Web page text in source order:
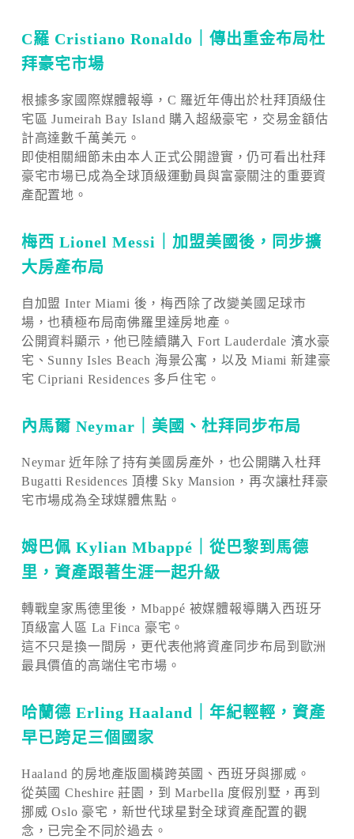
C羅 Cristiano Ronaldo｜傳出重金布局杜
拜豪宅市場
根據多家國際媒體報導，C 羅近年傳出於杜拜頂級住
宅區 Jumeirah Bay Island 購入超級豪宅，交易金額估
計高達數千萬美元。
即使相關細節未由本人正式公開證實，仍可看出杜拜
豪宅市場已成為全球頂級運動員與富豪關注的重要資
產配置地。
梅西 Lionel Messi｜加盟美國後，同步擴
大房產布局
自加盟 Inter Miami 後，梅西除了改變美國足球市
場，也積極布局南佛羅里達房地產。
公開資料顯示，他已陸續購入 Fort Lauderdale 濱水豪
宅、Sunny Isles Beach 海景公寓，以及 Miami 新建豪
宅 Cipriani Residences 多戶住宅。
內馬爾 Neymar｜美國、杜拜同步布局
Neymar 近年除了持有美國房產外，也公開購入杜拜
Bugatti Residences 頂樓 Sky Mansion，再次讓杜拜豪
宅市場成為全球媒體焦點。
姆巴佩 Kylian Mbappé｜從巴黎到馬德
里，資產跟著生涯一起升級
轉戰皇家馬德里後，Mbappé 被媒體報導購入西班牙
頂級富人區 La Finca 豪宅。
這不只是換一間房，更代表他將資產同步布局到歐洲
最具價值的高端住宅市場。
哈蘭德 Erling Haaland｜年紀輕輕，資產
早已跨足三個國家
Haaland 的房地產版圖橫跨英國、西班牙與挪威。
從英國 Cheshire 莊園，到 Marbella 度假別墅，再到
挪威 Oslo 豪宅，新世代球星對全球資產配置的觀
念，已完全不同於過去。